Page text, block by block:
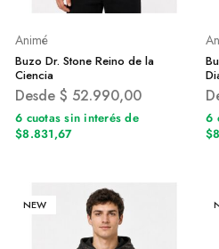
Animé
Buzo Dr. Stone Reino de la
Ciencia
Desde $ 52.990,00
6 cuotas sin interés de
$8.831,67
6
NEW